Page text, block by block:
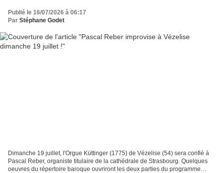
Publié le 16/07/2026 à 06:17
Par Stéphane Godet
Dimanche 19 juillet, l'Orgue Küttinger (1775) de Vézelise (54) sera confié à
Pascal Reber, organiste titulaire de la cathédrale de Strasbourg. Quelques
oeuvres du répertoire baroque ouvriront les deux parties du programme